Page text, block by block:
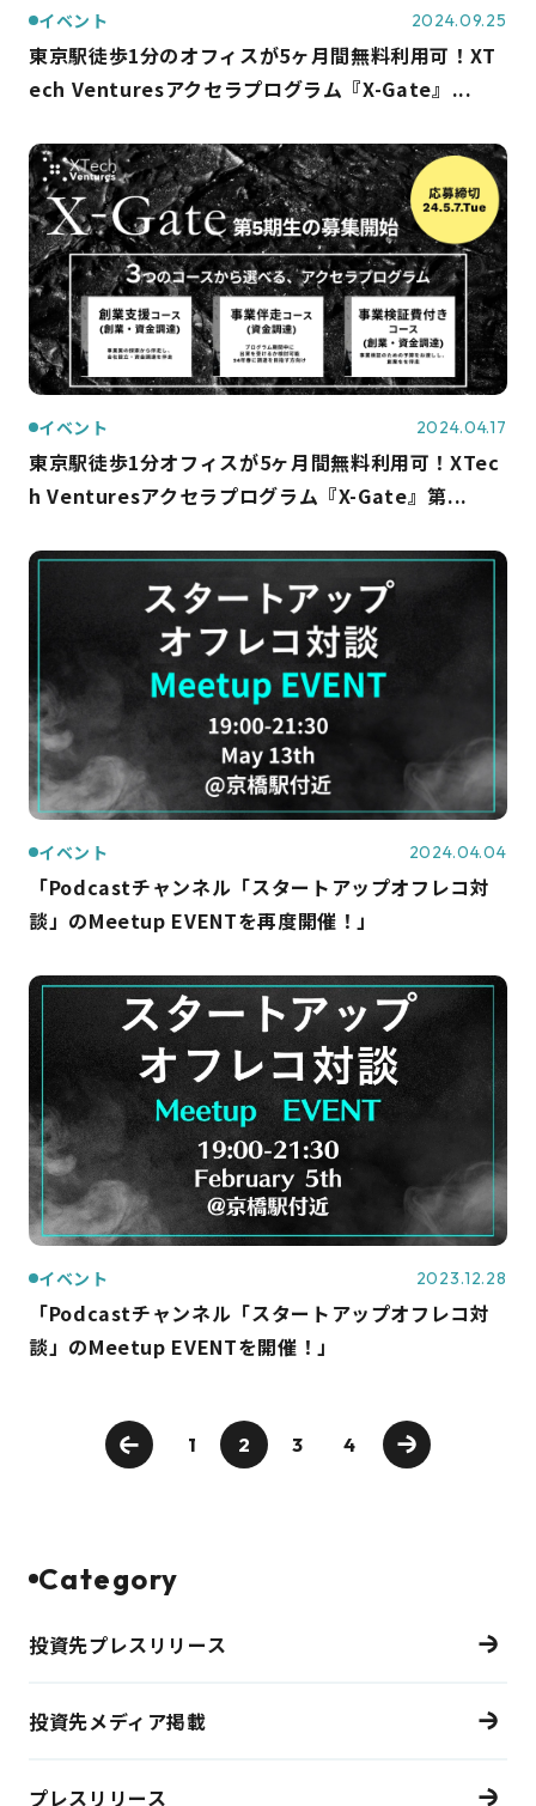
イベント 2024.09.25
東京駅徒歩1分のオフィスが5ヶ月間無料利用可！XT
ech Venturesアクセラプログラム『X-Gate』...
イベント 2024.04.17
東京駅徒歩1分オフィスが5ヶ月間無料利用可！XTec
h Venturesアクセラプログラム『X-Gate』第...
イベント 2024.04.04
「Podcastチャンネル「スタートアップオフレコ対
談」のMeetup EVENTを再度開催！」
イベント 2023.12.28
「Podcastチャンネル「スタートアップオフレコ対
談」のMeetup EVENTを開催！」
1 2 3 4
Category
投資先プレスリリース
投資先メディア掲載
プレスリリース